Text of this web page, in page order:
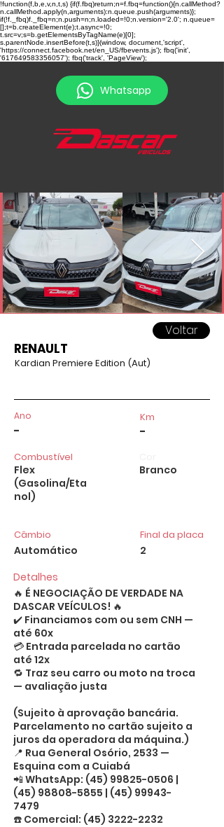
!function(f,b,e,v,n,t,s) {if(f.fbq)return;n=f.fbq=function(){n.callMethod?
n.callMethod.apply(n,arguments):n.queue.push(arguments)};
if(!f._fbq)f._fbq=n;n.push=n;n.loaded=!0;n.version='2.0'; n.queue=
[];t=b.createElement(e);t.async=!0;
t.src=v;s=b.getElementsByTagName(e)[0];
s.parentNode.insertBefore(t,s)}(window, document,'script',
'https://connect.facebook.net/en_US/fbevents.js'); fbq('init',
'617649583356057'); fbq('track', 'PageView');
Whatsapp
Voltar
RENAULT
Kardian Premiere Edition (Aut)
Ano
-
Combustível
Flex
(Gasolina/Eta
nol)
Câmbio
Automático
Km
-
Branco
Final da placa
2
Detalhes
🔥 É NEGOCIAÇÃO DE VERDADE NA
DASCAR VEÍCULOS! 🔥
✔️ Financiamos com ou sem CNH —
até 60x
💳 Entrada parcelada no cartão
até 12x
🔁 Traz seu carro ou moto na troca
— avaliação justa
(Sujeito à aprovação bancária.
Parcelamento no cartão sujeito a
juros da operadora da máquina.)
📍 Rua General Osório, 2533 —
Esquina com a Cuiabá
📲 WhatsApp: (45) 99825-0506 |
(45) 98808-5855 | (45) 99943-
7479
☎️ Comercial: (45) 3222-2232